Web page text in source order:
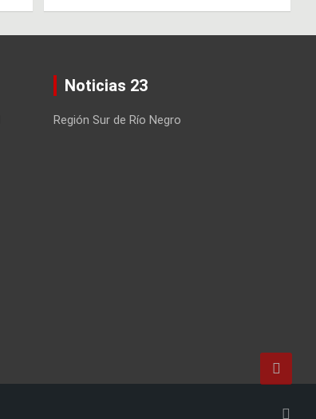
Noticias 23
Región Sur de Río Negro